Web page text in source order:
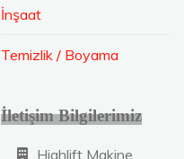
İnşaat
Temizlik / Boyama
İletişim Bilgilerimiz
Highlift Makine